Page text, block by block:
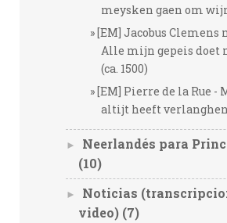
meysken gaen om wijn
[EM] Jacobus Clemens
Alle mijn gepeis doet
(ca. 1500)
[EM] Pierre de la Rue -
altijt heeft verlanghen
►
Neerlandés para
(10)
►
Noticias
video) (7)